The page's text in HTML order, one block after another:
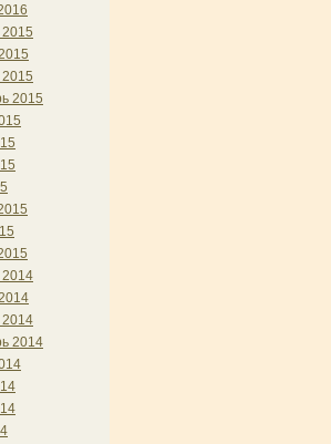
2015
2014
2014
2014